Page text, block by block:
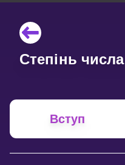
Степінь числа
Вступ